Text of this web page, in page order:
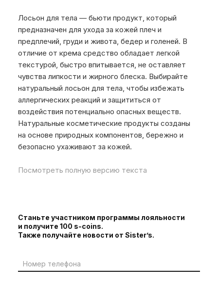
Лосьон для тела — бьюти продукт, который
предназначен для ухода за кожей плеч и
предплечий, груди и живота, бедер и голеней. В
отличие от крема средство обладает легкой
текстурой, быстро впитывается, не оставляет
чувства липкости и жирного блеска. Выбирайте
натуральный лосьон для тела, чтобы избежать
аллергических реакций и защититься от
воздействия потенциально опасных веществ.
Натуральные косметические продукты созданы
на основе природных компонентов, бережно и
безопасно ухаживают за кожей.
Посмотреть полную версию текста
Станьте участником программы лояльности
и получите 100 s-coins.
Также получайте новости от Sister’s.